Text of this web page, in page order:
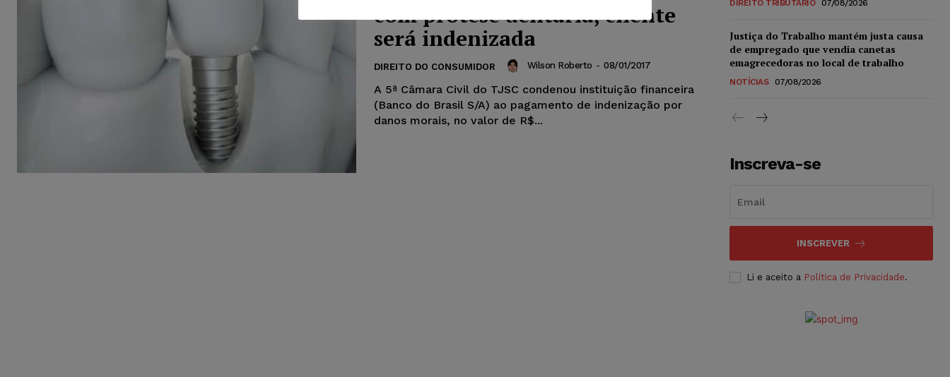
com prótese dentária, cliente
será indenizada
DIREITO DO CONSUMIDOR Wilson Roberto - 08/01/2017
A 5ª Câmara Civil do TJSC condenou instituição financeira
(Banco do Brasil S/A) ao pagamento de indenização por
danos morais, no valor de R$...
DIREITO TRIBUTÁRIO 07/08/2026
Justiça do Trabalho mantém justa causa
de empregado que vendia canetas
emagrecedoras no local de trabalho
NOTÍCIAS 07/08/2026
Inscreva-se
INSCREVER
Li e aceito a Política de Privacidade.